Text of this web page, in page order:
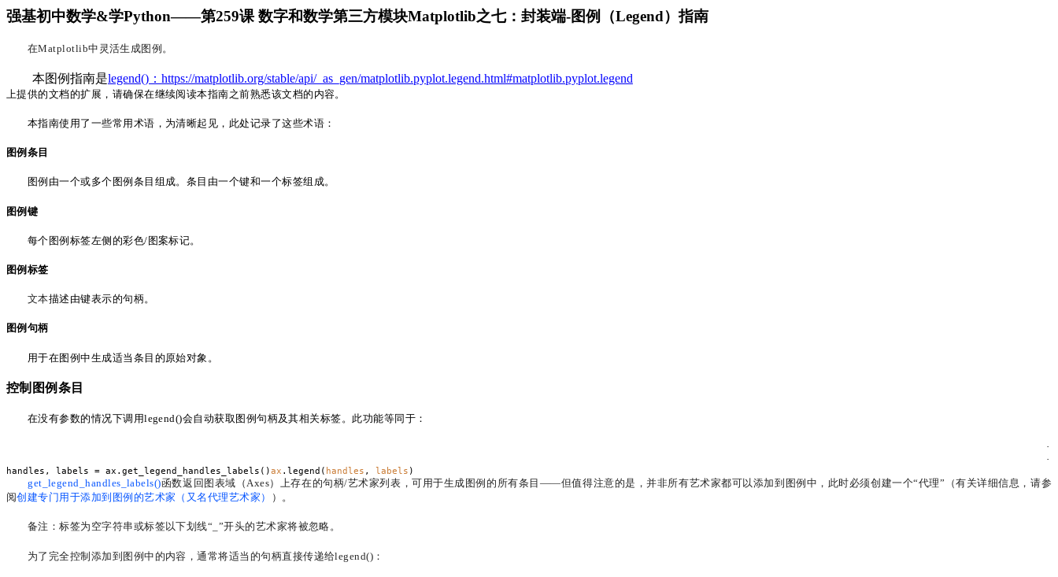
强基初中数学&学Python——第259课 数字和数学第三方模块Matplotlib之七：封装端-图例（Legend）指南
在Matplotlib中灵活生成图例。
本图例指南是legend()： https://matplotlib.org/stable/api/_as_gen/matplotlib.pyplot.legend.html#matplotlib.pyplot.legend
上提供的文档的扩展，请确保在继续阅读本指南之前熟悉该文档的内容。
本指南使用了一些常用术语，为清晰起见，此处记录了这些术语：
图例条目
图例由一个或多个图例条目组成。条目由一个键和一个标签组成。
图例键
每个图例标签左侧的彩色/图案标记。
图例标签
文本描述由键表示的句柄。
图例句柄
用于在图例中生成适当条目的原始对象。
控制图例条目
在没有参数的情况下调用legend()会自动获取图例句柄及其相关标签。此功能等同于：
·
·
handles, labels = ax.get_legend_handles_labels()ax .legend( handles , labels )
get_legend_handles_labels()函数返回图表域（Axes）上存在的句柄/艺术家列表，可用于生成图例的所有条目——但值得注意的是，并非所有艺术家都可以添加到图例中，此时必须创建一个“代理”（有关详细信息，请参
阅创建专门用于添加到图例的艺术家（又名代理艺术家） ）。
备注：标签为空字符串或标签以下划线“_”开头的艺术家将被忽略。
为了完全控制添加到图例中的内容，通常将适当的句柄直接传递给legend()：